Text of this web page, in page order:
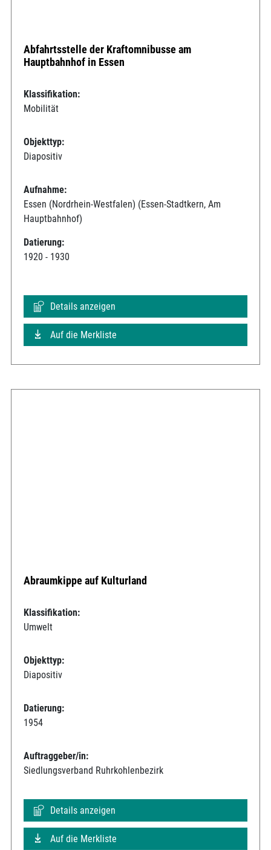
Abfahrtsstelle der Kraftomnibusse am
Hauptbahnhof in Essen
Klassifikation:
Mobilität
Objekttyp:
Diapositiv
Aufnahme:
Essen (Nordrhein-Westfalen) (Essen-Stadtkern, Am
Hauptbahnhof)
Datierung:
1920 - 1930
Details anzeigen
Auf die Merkliste
Abraumkippe auf Kulturland
Klassifikation:
Umwelt
Objekttyp:
Diapositiv
Datierung:
1954
Auftraggeber/in:
Siedlungsverband Ruhrkohlenbezirk
Details anzeigen
Auf die Merkliste